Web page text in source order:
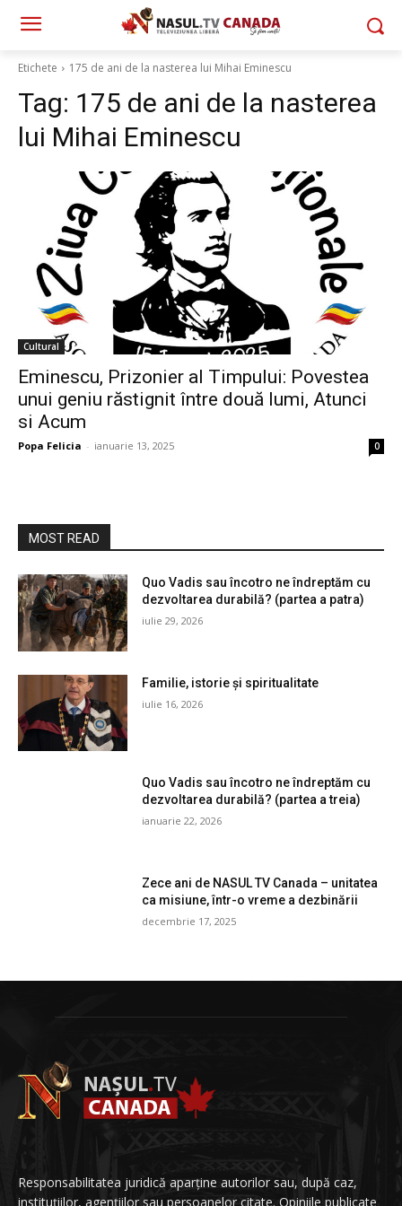
Etichete 175 de ani de la nasterea lui Mihai Eminescu
Tag: 175 de ani de la nasterea
lui Mihai Eminescu
Cultural
Eminescu, Prizonier al Timpului: Povestea
unui geniu răstignit între două lumi, Atunci
si Acum
Popa Felicia - ianuarie 13, 2025 0
MOST READ
Quo Vadis sau încotro ne îndreptăm cu
dezvoltarea durabilă? (partea a patra)
iulie 29, 2026
Familie, istorie și spiritualitate
iulie 16, 2026
Quo Vadis sau încotro ne îndreptăm cu
dezvoltarea durabilă? (partea a treia)
ianuarie 22, 2026
Zece ani de NASUL TV Canada – unitatea
ca misiune, într-o vreme a dezbinării
decembrie 17, 2025
Responsabilitatea juridică aparține autorilor sau, după caz,
instituțiilor, agențiilor sau persoanelor citate. Opiniile publicate